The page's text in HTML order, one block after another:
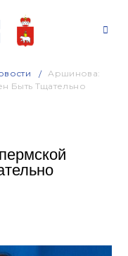
Аршинова:
Быть Тщательно